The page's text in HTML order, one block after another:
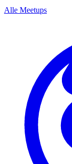
Alle Meetups